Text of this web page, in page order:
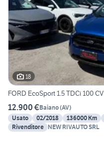
18
FORD EcoSport 1.5 TDCi 100
12.900 €Baiano(AV)
Usato
02/2018 136000 Km
Rivenditore NEW RIVAUTO SRL